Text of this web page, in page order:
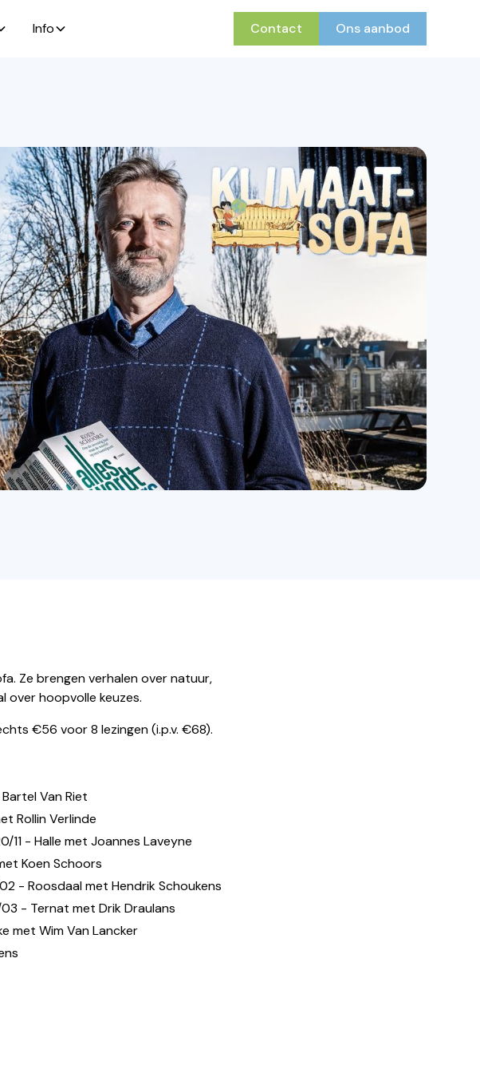
Info Contact Ons aanbod
Ze brengen verhalen over natuur,
over hoopvolle keuzes.
€56 voor 8 lezingen (i.p.v. €68).
Van Riet
Rollin Verlinde
11 - Halle met Joannes Laveyne
Koen Schoors
- Roosdaal met Hendrik Schoukens
- Ternat met Drik Draulans
met Wim Van Lancker